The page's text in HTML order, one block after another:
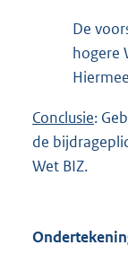
De
hogere
Conclusie:
de
Wet BIZ.